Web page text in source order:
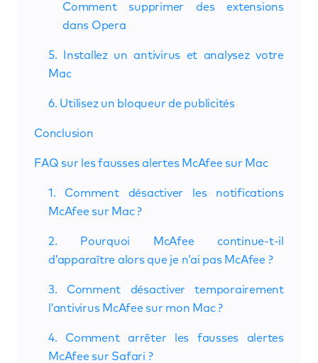
Comment supprimer des extensions
dans Opera
5. Installez un antivirus et analysez votre
Mac
6. Utilisez un bloqueur de publicités
Conclusion
FAQ sur les fausses alertes McAfee sur Mac
1. Comment désactiver les notifications
McAfee sur Mac ?
2. Pourquoi McAfee continue-t-il
d’apparaître alors que je n’ai pas McAfee ?
3. Comment désactiver temporairement
l’antivirus McAfee sur mon Mac ?
4. Comment arrêter les fausses alertes
McAfee sur Safari ?